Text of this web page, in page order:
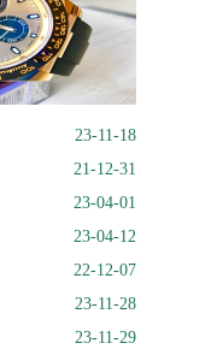
23-11-18
21-12-31
23-04-01
23-04-12
22-12-07
23-11-28
23-11-29